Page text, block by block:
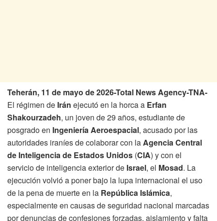
Teherán, 11 de mayo de 2026-Total News Agency-TNA-
El régimen de Irán ejecutó en la horca a Erfan
Shakourzadeh, un joven de 29 años, estudiante de
posgrado en Ingeniería Aeroespacial, acusado por las
autoridades iraníes de colaborar con laAgencia Central
de Inteligencia de Estados Unidos (CIA) y con el
servicio de inteligencia exterior de Israel, el Mosad. La
ejecución volvió a poner bajo la lupa internacional el uso
de la pena de muerte en la República Islámica,
especialmente en causas de seguridad nacional marcadas
por denuncias de confesiones forzadas, aislamiento y falta